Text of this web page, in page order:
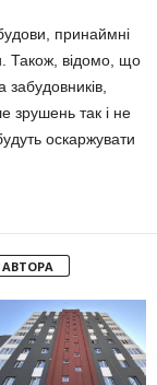
принаймні
Також, відомо, що
забудовників,
зрушень так і не
оскаржувати
АВТОРА